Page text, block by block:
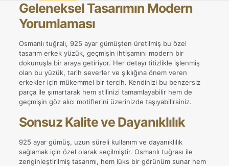
Geleneksel Tasarımın Modern
Yorumlaması
Osmanlı tuğralı, 925 ayar gümüşten üretilmiş bu özel
tasarım erkek yüzük, geçmişin ihtişamını modern bir
dokunuşla bir araya getiriyor. Her detayı titizlikle işlenmiş
olan bu yüzük, tarih severler ve şıklığına önem veren
erkekler için mükemmel bir tercih. Kendinizi bu benzersiz
parça ile şımartarak hem stilinizi tamamlayabilir hem de
geçmişin göz alıcı motiflerini üzerinizde taşıyabilirsiniz.
Sonsuz Kalite ve Dayanıklılık
925 ayar gümüş, uzun süreli kullanım ve dayanıklılık
sağlamak için özel olarak seçilmiştir. Osmanlı tuğrası ile
zenginleştirilmiş tasarımı, hem lüks bir görünüm sunar hem